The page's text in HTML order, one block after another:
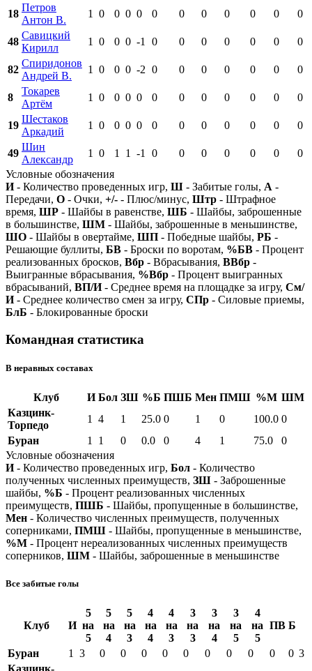
18
Петров
Антон В.
1 0 0 0 0 0 0 0 0 0 0 0
48
Савицкий
Кирилл
1 0 0 0 -1 0 0 0 0 0 0 0
82
Спиридонов
Андрей В.
1 0 0 0 -2 0 0 0 0 0 0 0
8
Токарев
Артём
1 0 0 0 0 0 0 0 0 0 0 0
19
Шестаков
Аркадий
1 0 0 0 0 0 0 0 0 0 0 0
49
Шин
Александр
1 0 1 1 -1 0 0 0 0 0 0
0
Условные обозначения
И- Количество проведенных игр, Ш - Забитые голы, А -
Передачи, О - Очки, +/- - Плюс/минус, Штр - Штрафное
время, ШР - Шайбы в равенстве, ШБ - Шайбы, заброшенные
в большинстве, ШМ - Шайбы, заброшенные в меньшинстве,
ШО - Шайбы в овертайме, ШП - Победные шайбы, РБ -
Решающие буллиты, БВ - Броски по воротам, %БВ - Процент
реализованных бросков, Вбр - Вбрасывания, ВВбр -
Выигранные вбрасывания, %Вбр - Процент выигранных
вбрасываний, ВП/И- Среднее время на площадке за игру, См/
И- Среднее количество смен за игру, СПр - Силовые приемы,
БлБ - Блокированные броски
Командная статистика
В неравных составах
Клуб И Бол ЗШ %Б ПШБ Мен ПМШ %М ШМ
Казцинк-
Торпедо
1 4 1 25.0 0 1 0 100.0 0
Буран
1 1 0 0.0 0 4 1 75.0
0
Условные обозначения
И- Количество проведенных игр, Бол - Количество
полученных численных преимуществ, ЗШ - Заброшенные
шайбы, %Б - Процент реализованных численных
преимуществ, ПШБ - Шайбы, пропущенные в большинстве,
Мен - Количество численных преимуществ, полученных
соперниками, ПМШ - Шайбы, пропущенные в меньшинстве,
%М - Процент нереализованных численных преимуществ
соперников, ШМ - Шайбы, заброшенные в меньшинстве
Все забитые голы
Клуб И
5
на
5
5
на
4
5
на
3
4
на
4
4
на
3
3
на
3
3
на
4
3
на
5
4
на
5
ПВ Б
Буран 1 3 0 0 0 0 0 0 0 0 0 0 3
Казцинк-